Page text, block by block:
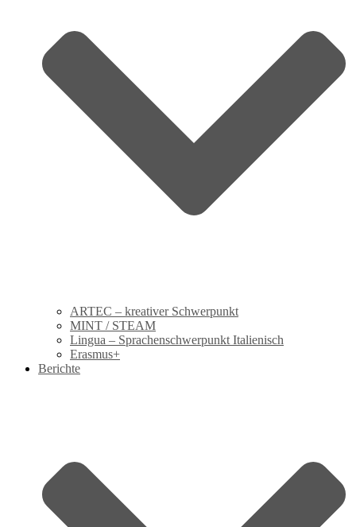
ARTEC – kreativer Schwerpunkt
MINT / STEAM
Lingua – Sprachenschwerpunkt Italienisch
Erasmus+
Berichte